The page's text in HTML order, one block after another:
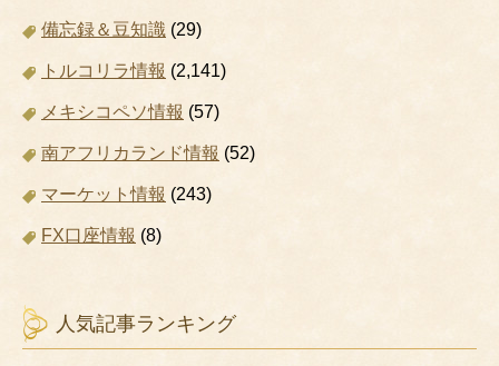
備忘録＆豆知識 (29)
トルコリラ情報 (2,141)
メキシコペソ情報 (57)
南アフリカランド情報 (52)
マーケット情報 (243)
FX口座情報 (8)
人気記事ランキング